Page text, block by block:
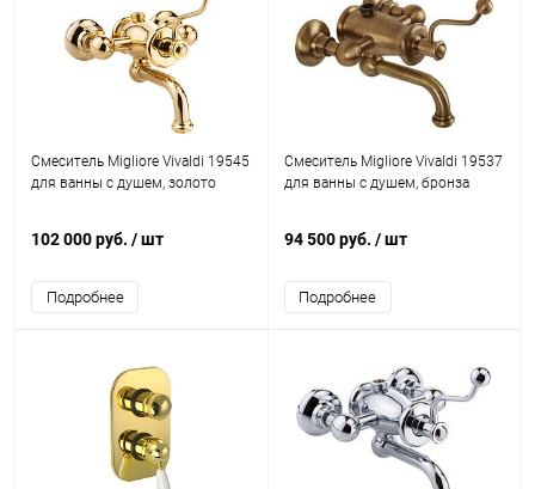
Смеситель Migliore Vivaldi 19545
для ванны с душем, золото
102 000 руб. / шт
Подробнее
Смеситель Migliore Vivaldi 19537
для ванны с душем, бронза
94 500 руб. / шт
Подробнее